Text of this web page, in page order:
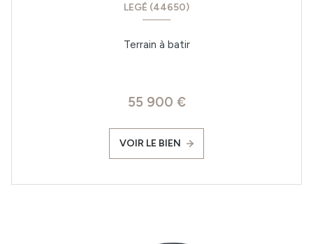
LEGÉ (44650)
Terrain à batir
55 900 €
VOIR LE BIEN